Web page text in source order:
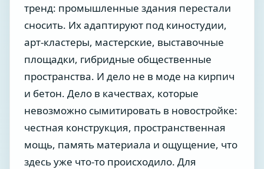
тренд: промышленные здания перестали
сносить. Их адаптируют под киностудии,
арт-кластеры, мастерские, выставочные
площадки, гибридные общественные
пространства. И дело не в моде на кирпич
и бетон. Дело в качествах, которые
невозможно сымитировать в новостройке:
честная конструкция, пространственная
мощь, память материала и ощущение, что
здесь уже что-то происходило. Для